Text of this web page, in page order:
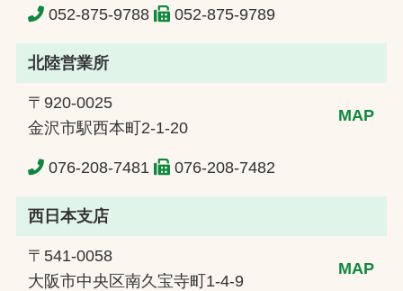
052-875-9788 052-875-9789
北陸営業所
〒920-0025
金沢市駅西本町2-1-20
MAP
076-208-7481 076-208-7482
西日本支店
〒541-0058
大阪市中央区南久宝寺町1-4-9
MAP